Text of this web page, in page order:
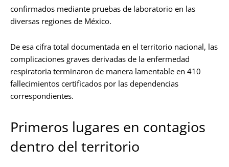
confirmados mediante pruebas de laboratorio en las
diversas regiones de México.
De esa cifra total documentada en el territorio nacional, las
complicaciones graves derivadas de la enfermedad
respiratoria terminaron de manera lamentable en 410
fallecimientos certificados por las dependencias
correspondientes.
Primeros lugares en contagios
dentro del territorio